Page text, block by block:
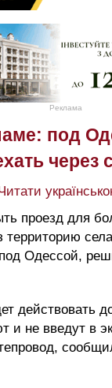
Реклама
под
через
проезд для
территорию
Одессой,
действовать
и не введут в